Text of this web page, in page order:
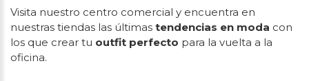
Visita nuestro centro comercial y encuentra en
nuestras tiendas las últimas tendencias en moda con
los que crear tu outfit perfecto para la vuelta a la
oficina.